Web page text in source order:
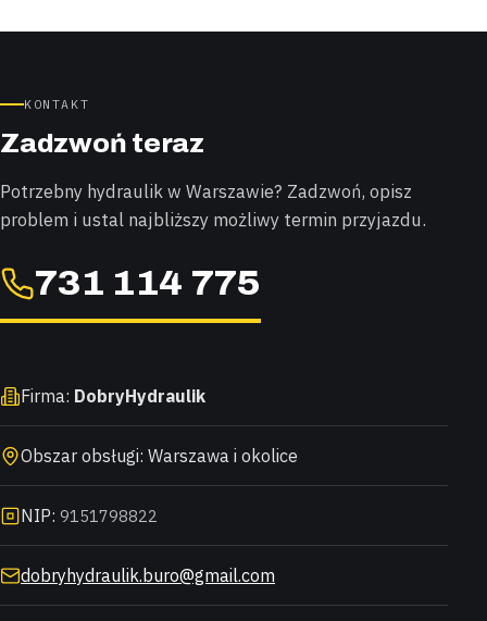
KONTAKT
Zadzwoń teraz
Potrzebny hydraulik w Warszawie? Zadzwoń, opisz
problem i ustal najbliższy możliwy termin przyjazdu.
731 114 775
Firma: DobryHydraulik
Obszar obsługi: Warszawa i okolice
NIP: 9151798822
dobryhydraulik.buro@gmail.com